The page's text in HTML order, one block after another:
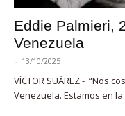
Eddie Palmieri,
Venezuela
- 13/10/2025
VÍCTOR SUÁREZ - “Nos
Venezuela. Estamos en